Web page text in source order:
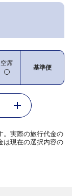
空席
基準便
。実際の旅行代金の
は現在の選択内容の